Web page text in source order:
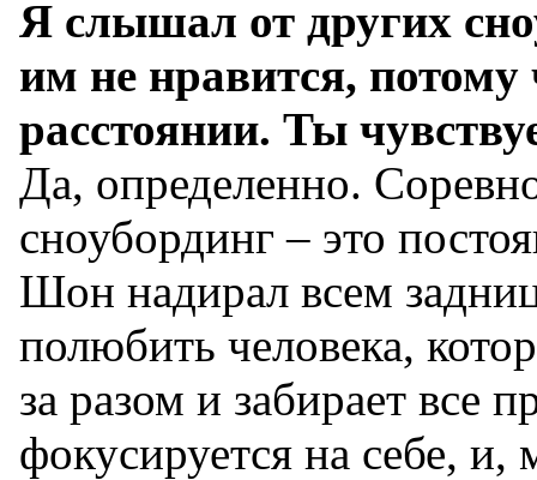
Я слышал от других
им не нравится, потому
расстоянии. Ты
Да, определенно.
сноубординг – это
Шон надирал всем
полюбить человека,
за разом и забирает все
фокусируется на себе, и,